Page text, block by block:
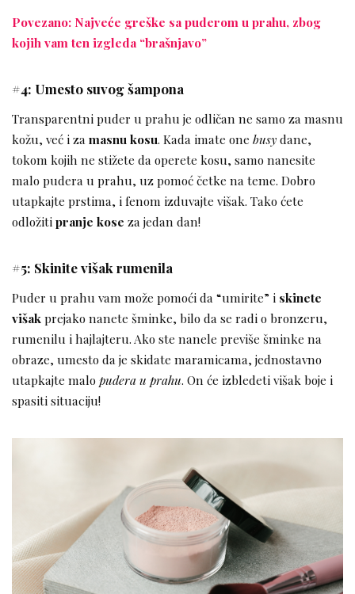
Povezano: Najveće greške sa puderom u prahu, zbog
kojih vam ten izgleda “brašnjavo”
#4: Umesto suvog šampona
Transparentni puder u prahu je odličan ne samo za masnu
kožu, već i za masnu kosu. Kada imate one busydane,
tokom kojih ne stižete da operete kosu, samo nanesite
malo pudera u prahu, uz pomoć četke na teme. Dobro
utapkajte prstima, i fenom izduvajte višak. Tako ćete
odložitipranje kose za jedan dan!
#5: Skinite višak rumenila
Puder u prahu vam može pomoći da “umirite” i skinete
višakprejako nanete šminke, bilo da se radi o bronzeru,
rumenilu i hajlajteru. Ako ste nanele previše šminke na
obraze, umesto da je skidate maramicama, jednostavno
utapkajte malopudera u prahu. On će izbledeti višak boje i
spasiti situaciju!